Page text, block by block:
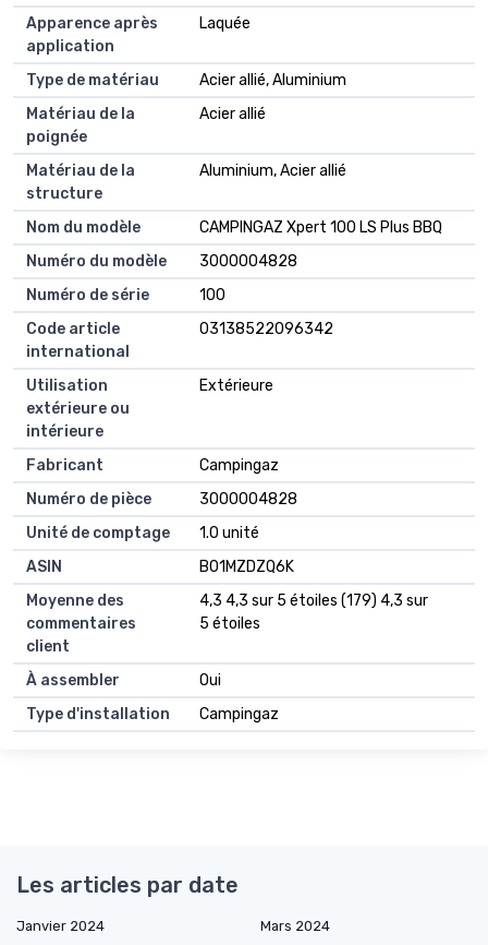
Apparence après
application
Laquée
Type de matériau
Acier allié, Aluminium
Matériau de la
poignée
Acier allié
Matériau de la
structure
Aluminium, Acier allié
Nom du modèle
CAMPINGAZ Xpert 100 LS Plus BBQ
Numéro du modèle
3000004828
Numéro de série
100
Code article
international
03138522096342
Utilisation
extérieure ou
intérieure
Extérieure
Fabricant
Campingaz
Numéro de pièce
3000004828
Unité de comptage
1.0 unité
ASIN
B01MZDZQ6K
Moyenne des
commentaires
client
4,3 4,3 sur 5 étoiles (179) 4,3 sur
5 étoiles
À assembler
Oui
Type d'installation
Campingaz
Les articles par date
Janvier 2024
Mars 2024